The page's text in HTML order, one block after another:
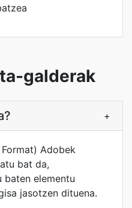
galderak
+
Adobek
bat da,
baten elementu
jasotzen dituena.